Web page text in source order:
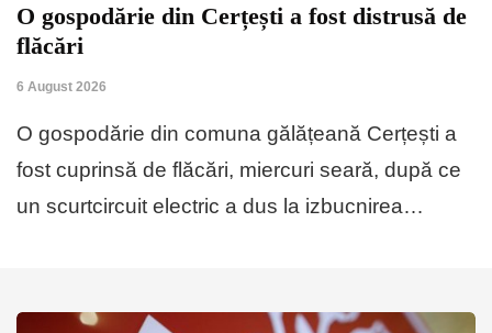
O gospodărie din Cerțești a fost distrusă de
flăcări
6 August 2026
O gospodărie din comuna gălățeană Cerțești a
fost cuprinsă de flăcări, miercuri seară, după ce
un scurtcircuit electric a dus la izbucnirea…